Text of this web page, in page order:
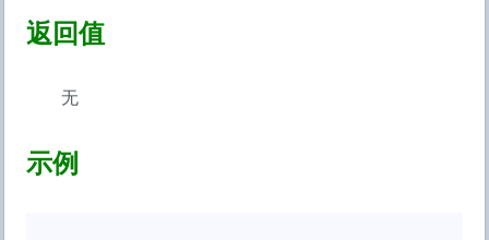
返回值
无
示例